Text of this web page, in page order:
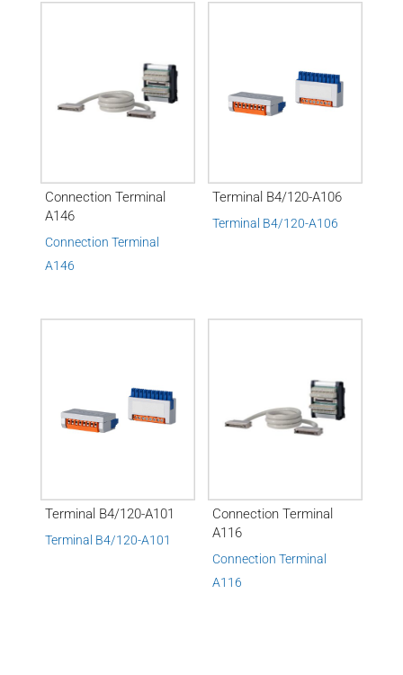
Connection Terminal
A146
Connection Terminal
A146
Terminal B4/120-A106
Terminal B4/120-A106
Terminal B4/120-A101
Terminal B4/120-A101
Connection Terminal
A116
Connection Terminal
A116